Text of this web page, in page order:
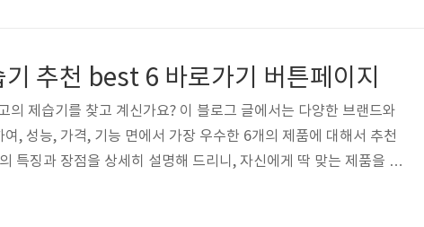
추천 best 6 바로가기 버튼페이지
의 제습기를 찾고 계신가요? 이 블로그 글에서는 다양한 브랜드와
, 성능, 가격, 기능 면에서 가장 우수한 6개의 제품에 대해서 추천
특징과 장점을 상세히 설명해 드리니, 자신에게 딱 맞는 제품을 쉽
면 하고 아래 링크 남겨 드릴 테니 참고하셔서 고르셨으면 합니